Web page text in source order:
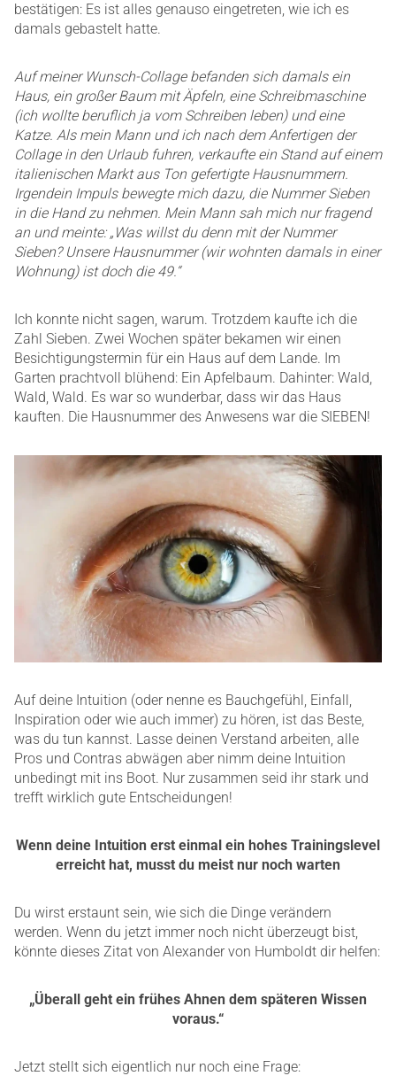
bestätigen: Es ist alles genauso eingetreten, wie ich es
damals gebastelt hatte.
Auf meiner Wunsch-Collage befanden sich damals ein
Haus, ein großer Baum mit Äpfeln, eine Schreibmaschine
(ich wollte beruflich ja vom Schreiben leben) und eine
Katze. Als mein Mann und ich nach dem Anfertigen der
Collage in den Urlaub fuhren, verkaufte ein Stand auf einem
italienischen Markt aus Ton gefertigte Hausnummern.
Irgendein Impuls bewegte mich dazu, die Nummer Sieben
in die Hand zu nehmen. Mein Mann sah mich nur fragend
an und meinte: „Was willst du denn mit der Nummer
Sieben? Unsere Hausnummer (wir wohnten damals in einer
Wohnung) ist doch die 49.“
Ich konnte nicht sagen, warum. Trotzdem kaufte ich die
Zahl Sieben. Zwei Wochen später bekamen wir einen
Besichtigungstermin für ein Haus auf dem Lande. Im
Garten prachtvoll blühend: Ein Apfelbaum. Dahinter: Wald,
Wald, Wald. Es war so wunderbar, dass wir das Haus
kauften. Die Hausnummer des Anwesens war die SIEBEN!
Auf deine Intuition (oder nenne es Bauchgefühl, Einfall,
Inspiration oder wie auch immer) zu hören, ist das Beste,
was du tun kannst. Lasse deinen Verstand arbeiten, alle
Pros und Contras abwägen aber nimm deine Intuition
unbedingt mit ins Boot. Nur zusammen seid ihr stark und
trefft wirklich gute Entscheidungen!
Wenn deine Intuition erst einmal ein hohes Trainingslevel
erreicht hat, musst du meist nur noch warten
Du wirst erstaunt sein, wie sich die Dinge verändern
werden. Wenn du jetzt immer noch nicht überzeugt bist,
könnte dieses Zitat von Alexander von Humboldt dir helfen:
„Überall geht ein frühes Ahnen dem späteren Wissen
voraus.“
Jetzt stellt sich eigentlich nur noch eine Frage: